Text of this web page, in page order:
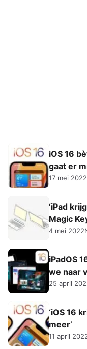
iOS 16
gaat er
17 mei 2022
‘iPad
Magic
4 mei 2022
iPadOS
we naar
25 april
‘iOS 16
meer’
11 april